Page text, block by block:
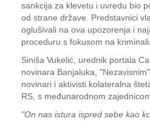
sankcija za klevetu i uvredu bio
od strane države. Predstavnici
oglušivali na ova upozorenja i
proceduru s fokusom na
Siniša Vukelić, urednik portala
novinara Banjaluka,
novinari i aktivisti kolateralna
RS, s međunarodnom
"On nas istura ispred sebe kao